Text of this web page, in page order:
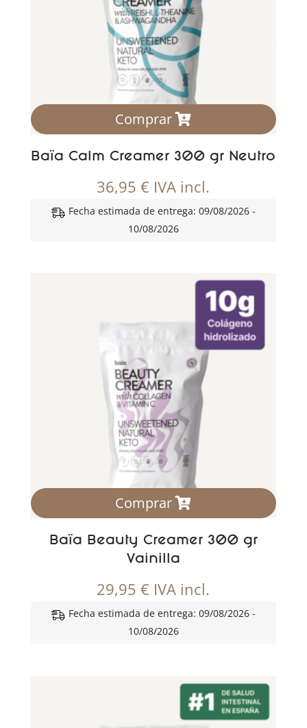
Comprar
Baïa Calm Creamer 300 gr Neutro
36,95€ IVA incl.
Fecha estimada de entrega: 09/08/2026 -
10/08/2026
Comprar
Baïa Beauty Creamer 300 gr
Vainilla
29,95€ IVA incl.
Fecha estimada de entrega: 09/08/2026 -
10/08/2026